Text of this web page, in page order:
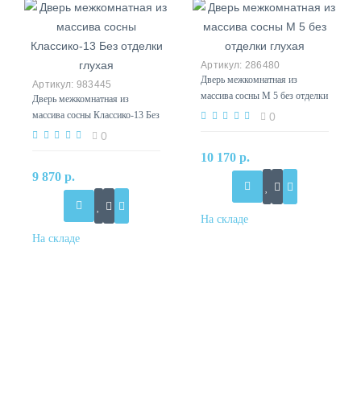
983445
Дверь межкомнатная из
массива сосны Классико-13 Без
отделки глухая
0
9 870 р.
286480
Дверь межкомнатная из
массива сосны М 5 без отделки
глухая
0
10 170 р.